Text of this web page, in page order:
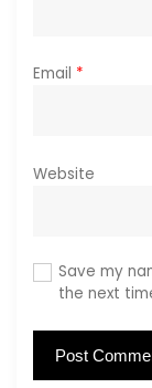
Email *
Website
Save my
the next